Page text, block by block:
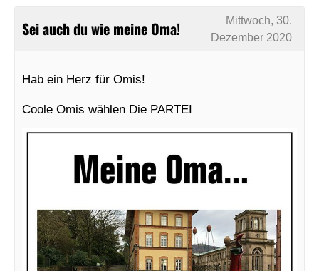
Sei auch du wie meine Oma!
Mittwoch, 30.
Dezember 2020
Hab ein Herz für Omis!
Coole Omis wählen Die PARTEI